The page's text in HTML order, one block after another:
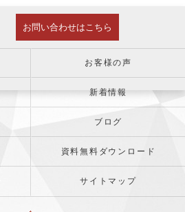
お問い合わせはこちら
お客様の声
新着情報
ブログ
資料無料ダウンロード
サイトマップ